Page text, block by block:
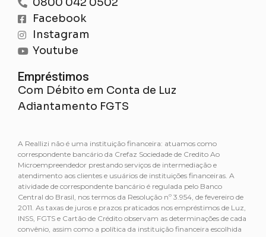
Facebook
Instagram
Youtube
Empréstimos
Com Débito em Conta de Luz
Adiantamento FGTS
A Reallizi não é uma instituição financeira: atuamos como
correspondente bancário da Crefaz Sociedade de Credito Ao
Microempreendedor prestando serviços de intermediação e
atendimento aos clientes e usuários de instituições financeiras. A
atividade de correspondente bancário é regulada pelo Banco
Central do Brasil, nos termos da Resolução nº 3.954, de fevereiro de
2011. As taxas de juros e prazos praticados nos empréstimos de Luz,
INSS, FGTS e Cartão de Crédito observam as determinações de cada
convênio, assim como a política da instituição financeira escolhida